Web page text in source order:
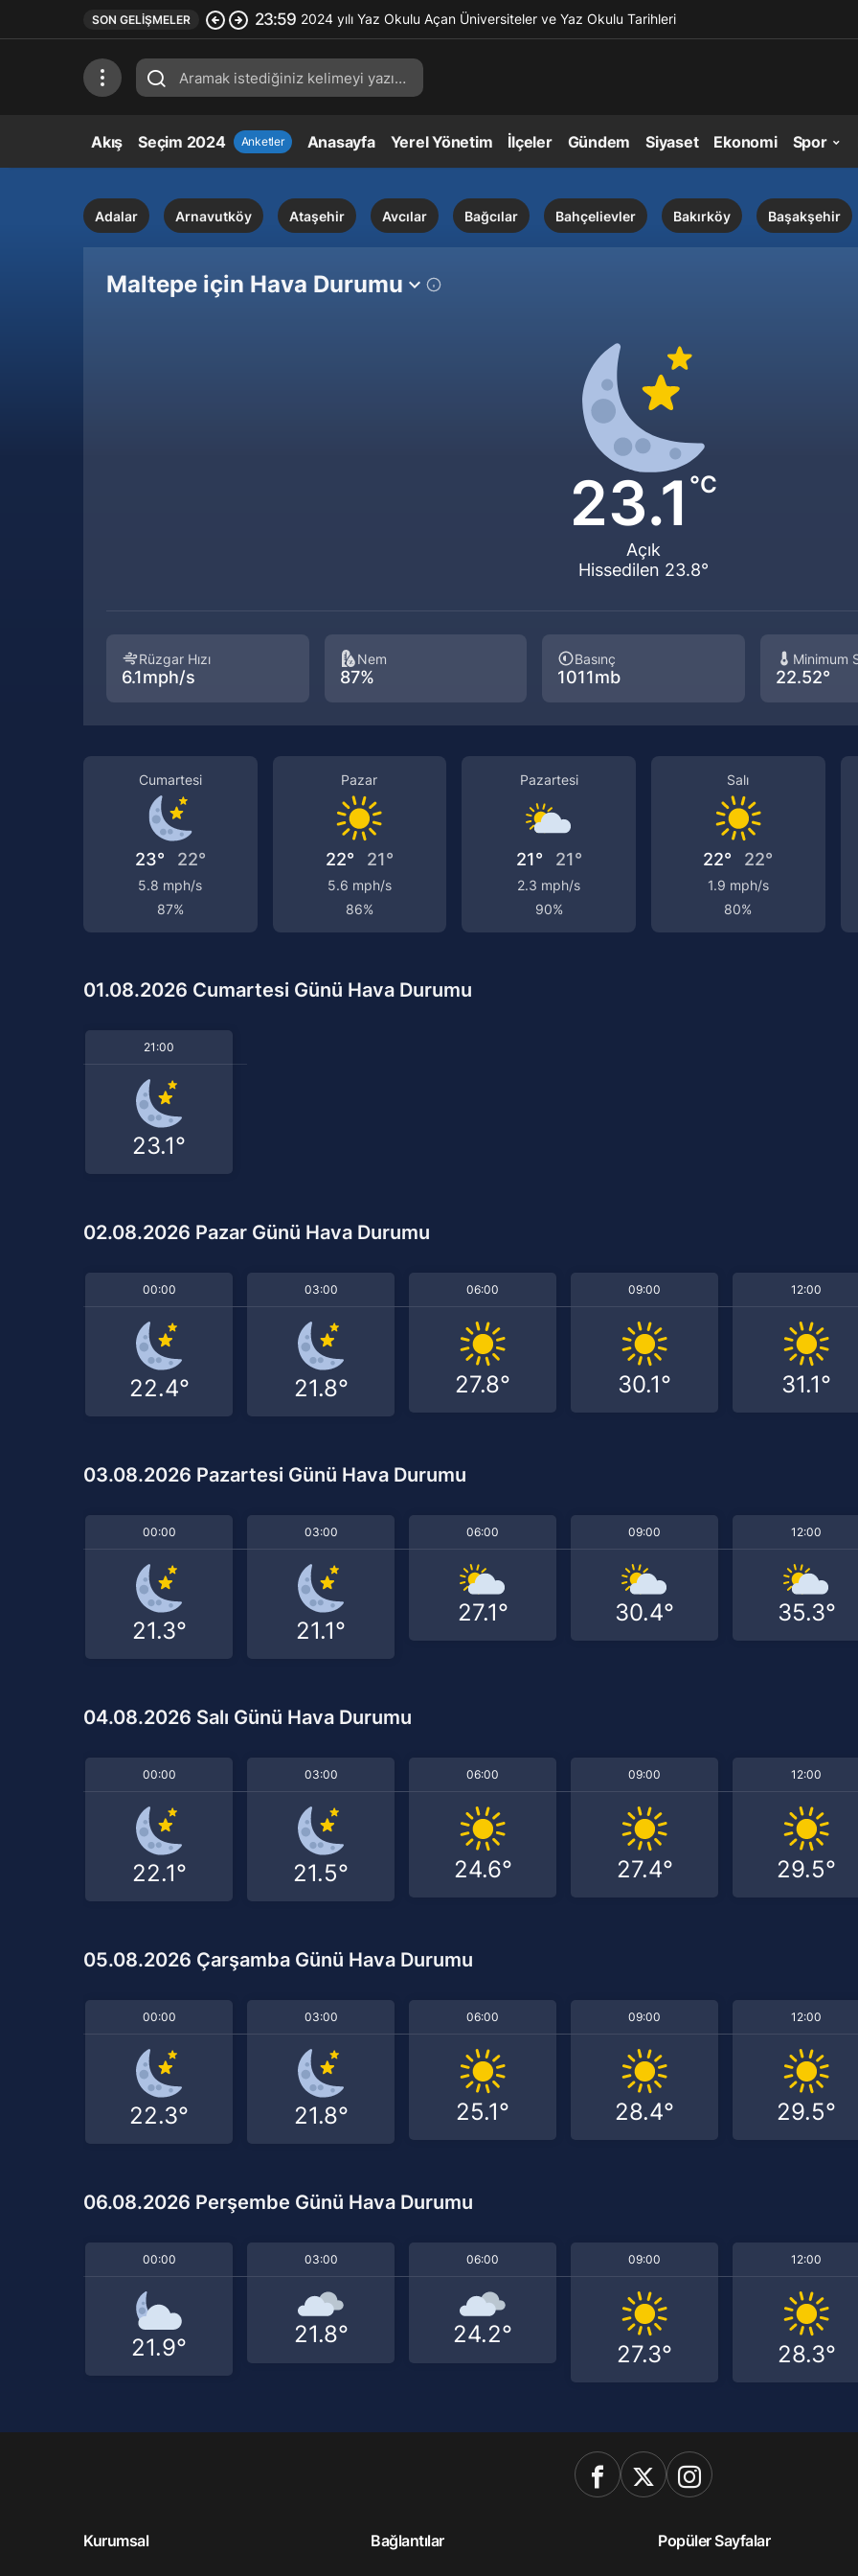
SON GELIŞMELER 23:59 2024 yılı Yaz Okulu Açan Üniversiteler ve Yaz Okulu Tarihleri
Akış Seçim 2024 Anketler Anasayfa Yerel Yönetim İlçeler Gündem Siyaset Ekonomi Spor
Adalar Arnavutköy Ataşehir Avcılar Bağcılar Bahçelievler Bakırköy Başakşehir
Maltepe için Hava Durumu
23.1 °C
Açık
Hissedilen 23.8°
Rüzgar Hızı
6.1mph/s
Nem
87%
Basınç
1011mb
Minimum
22.52°
Cumartesi
23° 22°
5.8 mph/s
87%
Pazar
22° 21°
5.6 mph/s
86%
Pazartesi
21° 21°
2.3 mph/s
90%
Salı
22° 22°
1.9 mph/s
80%
01.08.2026 Cumartesi Günü Hava Durumu
21:00
23.1°
02.08.2026 Pazar Günü Hava Durumu
00:00
22.4°
03:00
21.8°
06:00
27.8°
09:00
30.1°
12:00
31.1°
03.08.2026 Pazartesi Günü Hava Durumu
00:00
21.3°
03:00
21.1°
06:00
27.1°
09:00
30.4°
12:00
35.3°
04.08.2026 Salı Günü Hava Durumu
00:00
22.1°
03:00
21.5°
06:00
24.6°
09:00
27.4°
12:00
29.5°
05.08.2026 Çarşamba Günü Hava Durumu
00:00
22.3°
03:00
21.8°
06:00
25.1°
09:00
28.4°
12:00
29.5°
06.08.2026 Perşembe Günü Hava Durumu
00:00
21.9°
03:00
21.8°
06:00
24.2°
09:00
27.3°
12:00
28.3°
Kurumsal Bağlantılar Popüler Sayfalar